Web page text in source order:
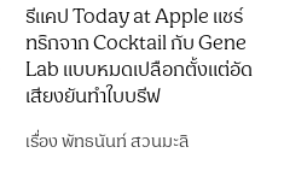
รีแคป Today at Apple แชร์
ทริกจาก Cocktail กับ Gene
Lab แบบหมดเปลือกตั้งแต่อัด
เสียงยันทำใบบรีฟ
เรื่องพัทธนันท์ สวนมะลิ